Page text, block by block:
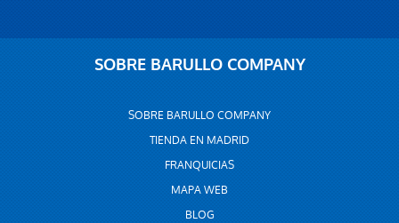
SOBRE BARULLO COMPANY
SOBRE BARULLO COMPANY
TIENDA EN MADRID
FRANQUICIAS
MAPA WEB
BLOG